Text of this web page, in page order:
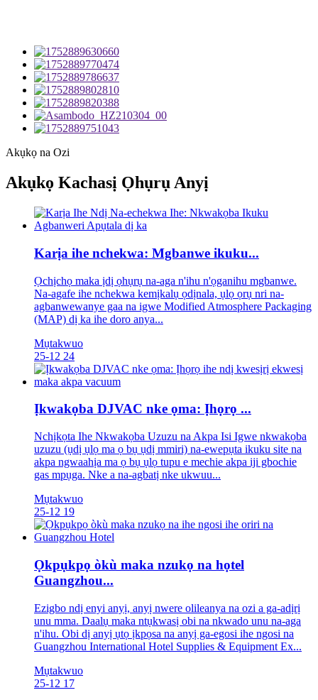
Akụkọ na Ozi
Akụkọ Kachasị Ọhụrụ Anyị
Karịa ihe nchekwa: Mgbanwe ikuku...
Ọchịchọ maka ịdị ọhụrụ na-aga n'ihu n'ọganihu mgbanwe.
Na-agafe ihe nchekwa kemịkalụ ọdịnala, ụlọ ọrụ nri na-
agbanwewanye gaa na igwe Modified Atmosphere Packaging
(MAP) dị ka ihe doro anya...
Mụtakwuo
25-12 24
Ịkwakọba DJVAC nke ọma: Ịhọrọ ...
Nchịkọta Ihe Nkwakọba Uzuzu na Akpa Isi Igwe nkwakọba
uzuzu (ụdị ụlọ ma ọ bụ ụdị mmiri) na-ewepụta ikuku site na
akpa ngwaahịa ma ọ bụ ụlọ tupu e mechie akpa iji gbochie
gas mpụga. Nke a na-agbatị nke ukwuu...
Mụtakwuo
25-12 19
Ọkpụkpọ òkù maka nzukọ na họtel
Guangzhou...
Ezigbo ndị enyi anyị, anyị nwere olileanya na ozi a ga-adịrị
unu mma. Daalụ maka ntụkwasị obi na nkwado unu na-aga
n'ihu. Obi dị anyị ụtọ ịkpọsa na anyị ga-egosi ihe ngosi na
Guangzhou International Hotel Supplies & Equipment Ex...
Mụtakwuo
25-12 17